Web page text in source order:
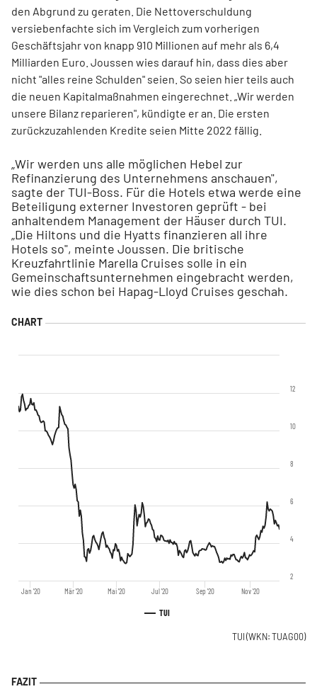
den Abgrund zu geraten. Die Nettoverschuldung
versiebenfachte sich im Vergleich zum vorherigen
Geschäftsjahr von knapp 910 Millionen auf mehr als 6,4
Milliarden Euro. Joussen wies darauf hin, dass dies aber
nicht "alles reine Schulden" seien. So seien hier teils auch
die neuen Kapitalmaßnahmen eingerechnet. „Wir werden
unsere Bilanz reparieren", kündigte er an. Die ersten
zurückzuzahlenden Kredite seien Mitte 2022 fällig.
„Wir werden uns alle möglichen Hebel zur
Refinanzierung des Unternehmens anschauen",
sagte der TUI-Boss. Für die Hotels etwa werde eine
Beteiligung externer Investoren geprüft - bei
anhaltendem Management der Häuser durch TUI.
„Die Hiltons und die Hyatts finanzieren all ihre
Hotels so", meinte Joussen. Die britische
Kreuzfahrtlinie Marella Cruises solle in ein
Gemeinschaftsunternehmen eingebracht werden,
wie dies schon bei Hapag-Lloyd Cruises geschah.
TUI
Jan '20 Mär '20 Mai '20 Jul '20 Sep '20 Nov '20
2
4
6
8
10
12
TUI (WKN: TUAG00)